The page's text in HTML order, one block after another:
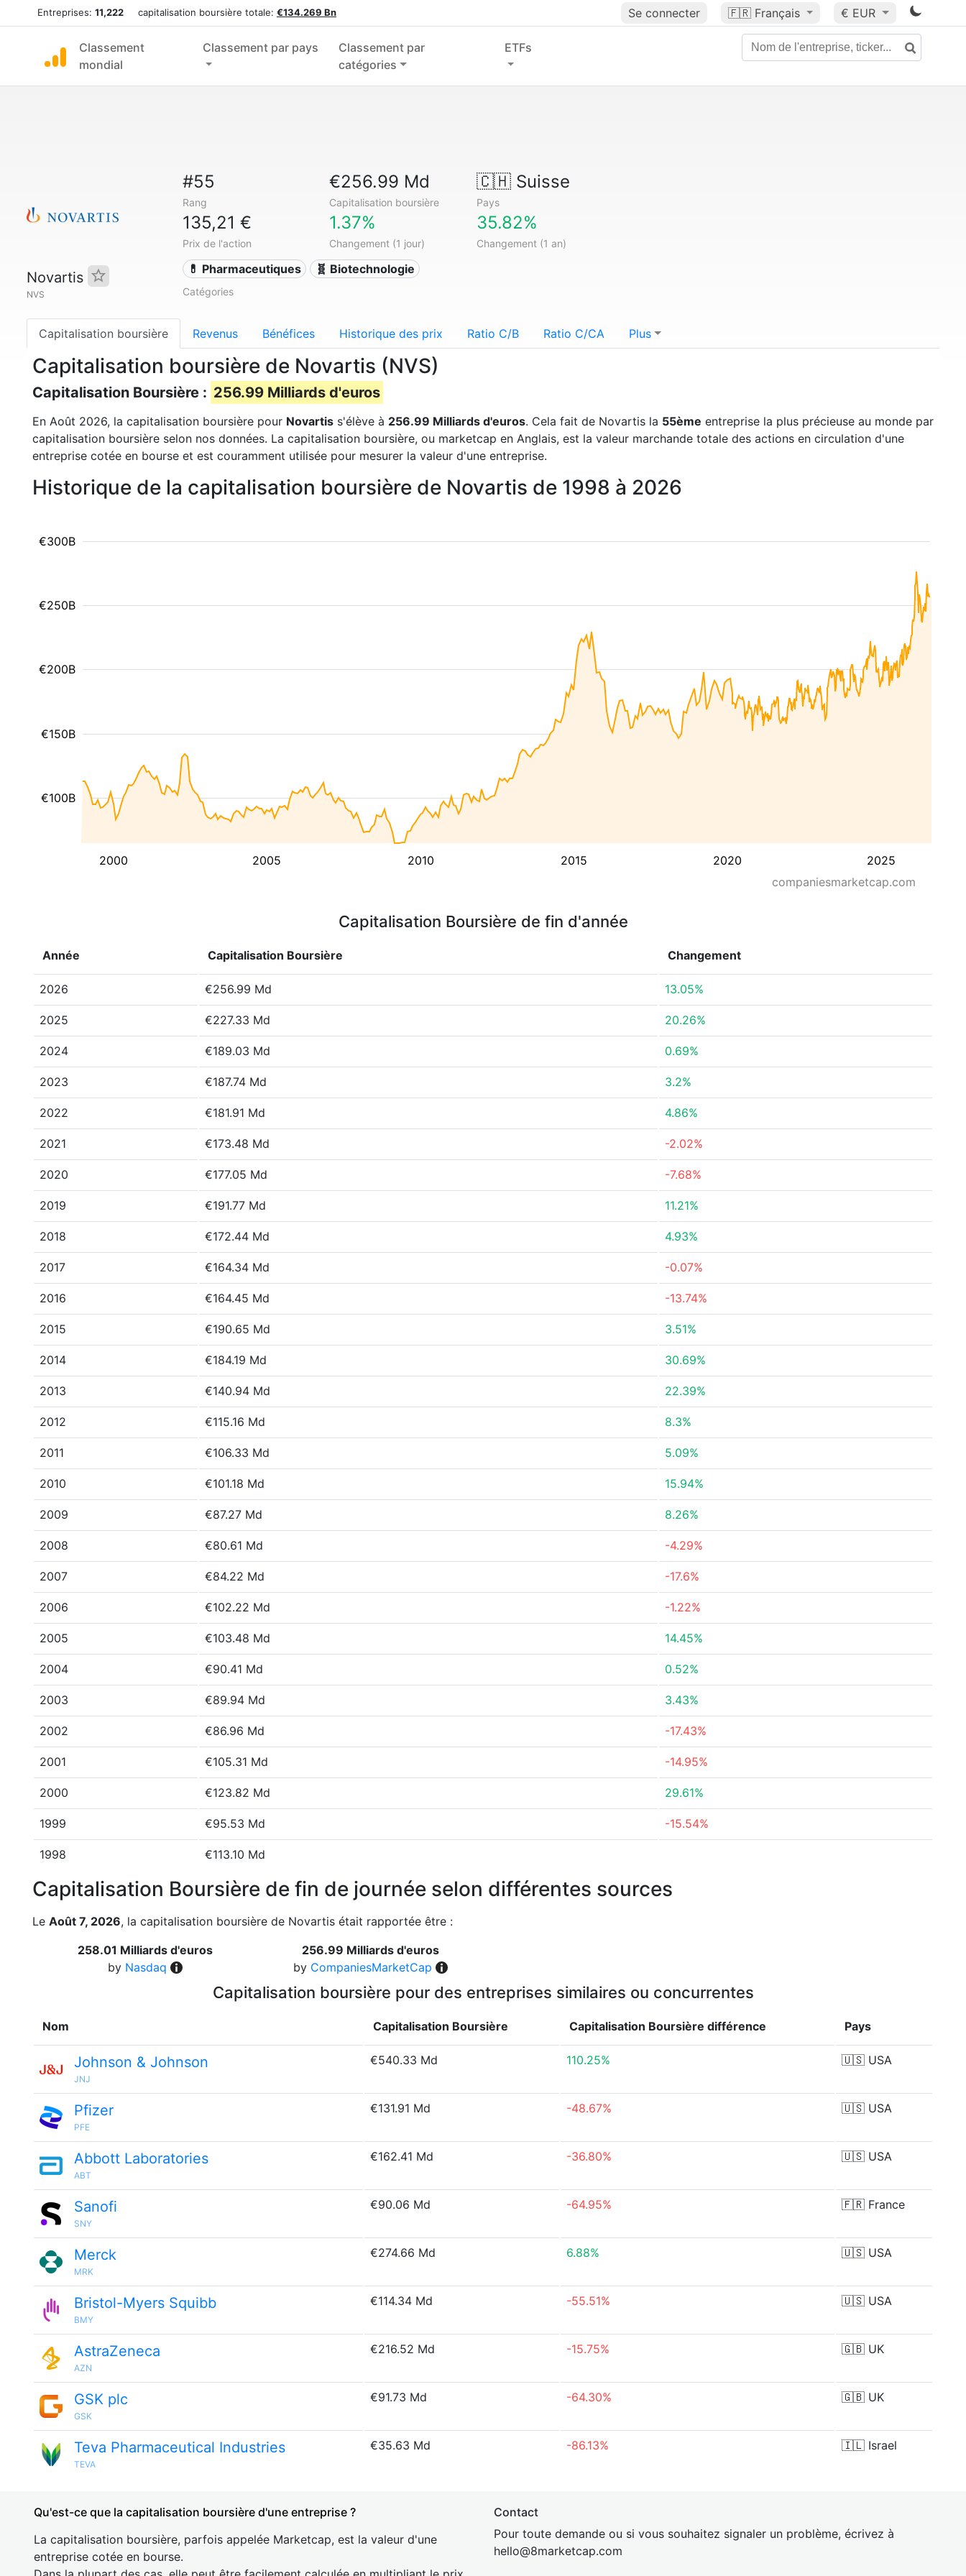
Entreprises: 11,222 capitalisation boursière totale: €134.269 Bn Se connecter 🇫🇷 Français € EUR
Classement
mondial
Classement par pays
Classement par
catégories
ETFs
Novartis
NVS
#55
Rang
€256.99 Md
Capitalisation boursière
🇨🇭Suisse
Pays
135,21 €
Prix de l'action
1.37%
Changement (1 jour)
35.82%
Changement (1 an)
💊 Pharmaceutiques 🧬 Biotechnologie
Catégories
Capitalisation boursière Revenus Bénéfices Historique des prix Ratio C/B Ratio C/CA Plus
Capitalisation boursière de Novartis (NVS)
Capitalisation Boursière : 256.99 Milliards d'euros
En Août 2026, la capitalisation boursière pour Novartis s'élève à 256.99 Milliards d'euros. Cela fait de Novartis la 55ème entreprise la plus précieuse au monde par
capitalisation boursière selon nos données. La capitalisation boursière, ou marketcap en Anglais, est la valeur marchande totale des actions en circulation d'une
entreprise cotée en bourse et est couramment utilisée pour mesurer la valeur d'une entreprise.
Historique de la capitalisation boursière de Novartis de 1998 à 2026
2000 2005 2010 2015 2020 2025
€100B
€150B
€200B
€250B
€300B
companiesmarketcap.com
Capitalisation Boursière de fin d'année
Année Capitalisation Boursière Changement
2026 €256.99 Md 13.05%
2025 €227.33 Md 20.26%
2024 €189.03 Md 0.69%
2023 €187.74 Md 3.2%
2022 €181.91 Md 4.86%
2021 €173.48 Md -2.02%
2020 €177.05 Md -7.68%
2019 €191.77 Md 11.21%
2018 €172.44 Md 4.93%
2017 €164.34 Md -0.07%
2016 €164.45 Md -13.74%
2015 €190.65 Md 3.51%
2014 €184.19 Md 30.69%
2013 €140.94 Md 22.39%
2012 €115.16 Md 8.3%
2011 €106.33 Md 5.09%
2010 €101.18 Md 15.94%
2009 €87.27 Md 8.26%
2008 €80.61 Md -4.29%
2007 €84.22 Md -17.6%
2006 €102.22 Md -1.22%
2005 €103.48 Md 14.45%
2004 €90.41 Md 0.52%
2003 €89.94 Md 3.43%
2002 €86.96 Md -17.43%
2001 €105.31 Md -14.95%
2000 €123.82 Md 29.61%
1999 €95.53 Md -15.54%
1998 €113.10 Md
Capitalisation Boursière de fin de journée selon différentes sources
Le Août 7, 2026, la capitalisation boursière de Novartis était rapportée être :
258.01 Milliards d'euros
by Nasdaq
256.99 Milliards d'euros
by CompaniesMarketCap
Capitalisation boursière pour des entreprises similaires ou concurrentes
Nom Capitalisation Boursière Capitalisation Boursière différence Pays
Johnson & Johnson
JNJ
€540.33 Md 110.25% 🇺🇸 USA
Pfizer
PFE
€131.91 Md -48.67% 🇺🇸 USA
Abbott Laboratories
ABT
€162.41 Md -36.80% 🇺🇸 USA
Sanofi
SNY
€90.06 Md -64.95% 🇫🇷 France
Merck
MRK
€274.66 Md 6.88% 🇺🇸 USA
Bristol-Myers Squibb
BMY
€114.34 Md -55.51% 🇺🇸 USA
AstraZeneca
AZN
€216.52 Md -15.75% 🇬🇧 UK
GSK plc
GSK
€91.73 Md -64.30% 🇬🇧 UK
Teva Pharmaceutical Industries
TEVA
€35.63 Md -86.13% 🇮🇱 Israel
Qu'est-ce que la capitalisation boursière d'une entreprise ?
La capitalisation boursière, parfois appelée Marketcap, est la valeur d'une
entreprise cotée en bourse.
Contact
Pour toute demande ou si vous souhaitez signaler un problème, écrivez à
hello@8marketcap.com